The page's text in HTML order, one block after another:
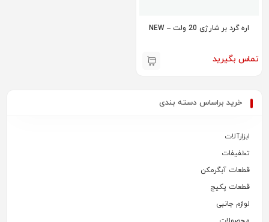
اره گرد بر شارژی 20 ولت – NEW
تماس بگیرید
خرید براساس دسته بندی
ابزارآلات
تخفیفات
قطعات آبگرمکن
قطعات پکیج
لوازم جانبی